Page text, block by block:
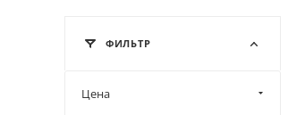
ФИЛЬТР
Цена